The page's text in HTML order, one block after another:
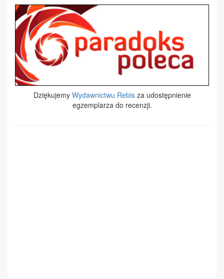
Dziękujemy Wydawnictwu Rebisza udostępnienie
egzemplarza do recenzji.